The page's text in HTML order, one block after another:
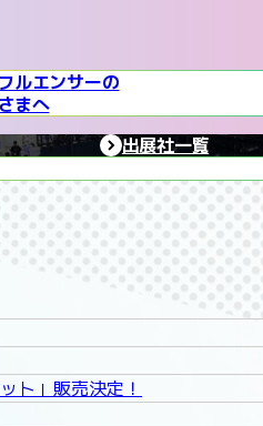
ルエンサーの
まへ
出展社一覧
ト」販売決定！